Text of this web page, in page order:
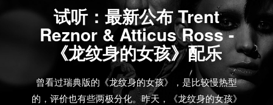
试听：最新公布 Trent
Reznor & Atticus Ross -
《龙纹身的女孩》配乐
曾看过瑞典版的《龙纹身的女孩》，是比较慢热型
的，评价也有些两极分化。昨天，《龙纹身的女孩》